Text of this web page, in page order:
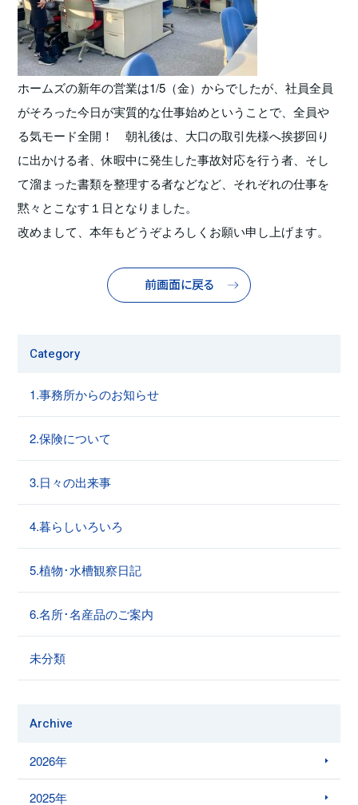
ホームズの新年の営業は1/5（金）からでしたが、社員全員
がそろった今日が実質的な仕事始めということで、全員や
る気モード全開！ 朝礼後は、大口の取引先様へ挨拶回り
に出かける者、休暇中に発生した事故対応を行う者、そし
て溜まった書類を整理する者などなど、それぞれの仕事を
黙々とこなす１日となりました。
改めまして、本年もどうぞよろしくお願い申し上げます。
前画面に戻る
Category
1.事務所からのお知らせ
2.保険について
3.日々の出来事
4.暮らしいろいろ
5.植物･水槽観察日記
6.名所･名産品のご案内
未分類
Archive
2026年
2025年